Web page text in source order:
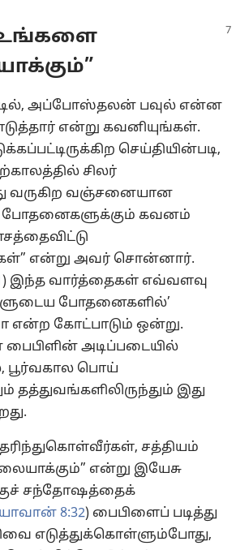
உங்களை
அப்போஸ்தலன் பவுல் என்ன
என்று கவனியுங்கள்.
செய்தியின்படி,
சிலர்
வருகிற வஞ்சனையான
போதனைகளுக்கும் கவனம்
என்று அவர் சொன்னார்.
) இந்த வார்த்தைகள் எவ்வளவு
போதனைகளில்’
என்ற கோட்பாடும் ஒன்று.
அடிப்படையில்
பொய்
தத்துவங்களிலிருந்தும் இது
சத்தியம்
என்று இயேசு
சந்தோஷத்தைக்
8:32) பைபிளைப் படித்து
எடுத்துக்கொள்ளும்போது,